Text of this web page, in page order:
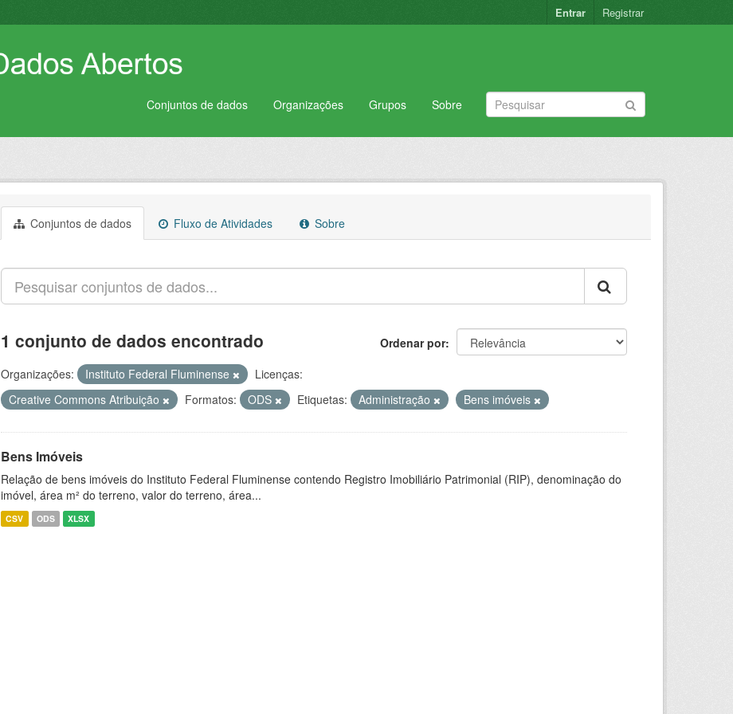
Entrar Registrar
Conjuntos de dados Organizações Grupos Sobre
Conjuntos de dados Fluxo de Atividades Sobre
Ordenar por
1 conjunto de dados encontrado
Organizações: Instituto Federal Fluminense
Licenças:
Creative Commons Atribuição
Formatos: ODS Etiquetas: Administração Bens imóveis
Bens Imóveis
Relação de bens imóveis do Instituto Federal Fluminense contendo Registro Imobiliário Patrimonial (RIP), denominação do
imóvel, área m² do terreno, valor do terreno, área...
CSV ODS XLSX